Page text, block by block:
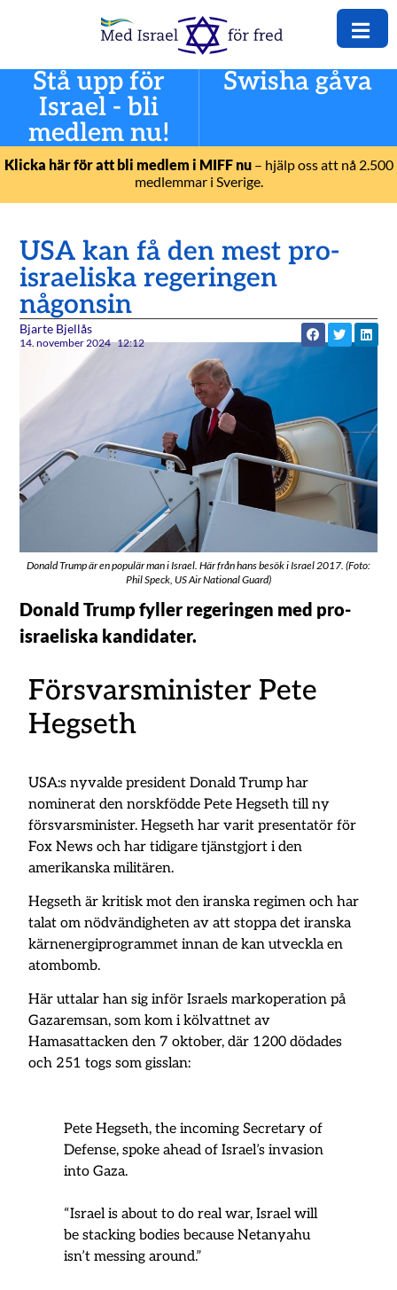
Stå upp för
Israel - bli
medlem nu!
Swisha gåva
Klicka här för att bli medlem i MIFF nu– hjälp oss att nå 2.500
medlemmar i Sverige.
USA kan få den mest pro-
israeliska regeringen
någonsin
Bjarte Bjellås
14. november 2024 12:12
Donald Trump är en populär man i Israel. Här från hans besök i Israel 2017. (Foto:
Phil Speck, US Air National Guard)
Donald Trump fyller regeringen med pro-
israeliska kandidater.
Försvarsminister Pete
Hegseth
USA:s nyvalde president Donald Trump har
nominerat den norskfödde Pete Hegseth till ny
försvarsminister. Hegseth har varit presentatör för
Fox News och har tidigare tjänstgjort i den
amerikanska militären.
Hegseth är kritisk mot den iranska regimen och har
talat om nödvändigheten av att stoppa det iranska
kärnenergiprogrammet innan de kan utveckla en
atombomb.
Här uttalar han sig inför Israels markoperation på
Gazaremsan, som kom i kölvattnet av
Hamasattacken den 7 oktober, där 1200 dödades
och 251 togs som gisslan:
Pete Hegseth, the incoming Secretary of
Defense, spoke ahead of Israel’s invasion
into Gaza.
“Israel is about to do real war, Israel will
be stacking bodies because Netanyahu
isn’t messing around.”